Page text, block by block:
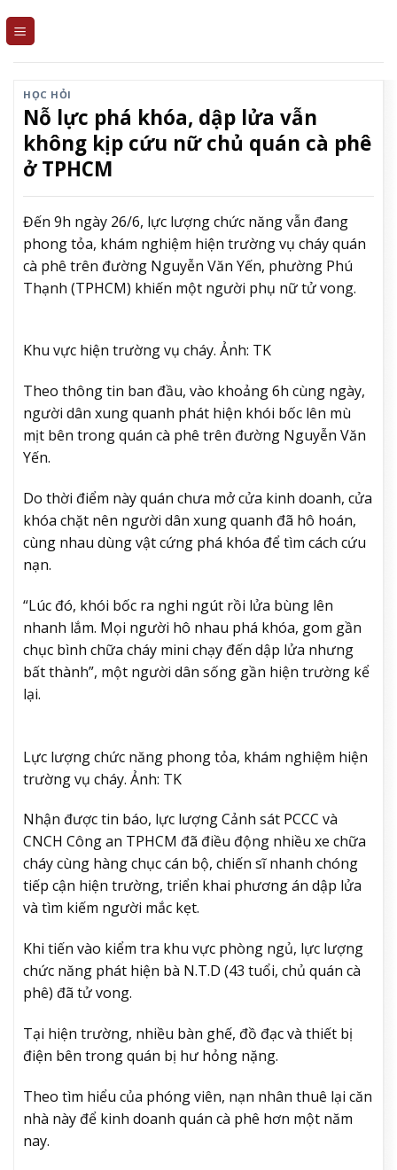
HỌC HỎI
Nỗ lực phá khóa, dập lửa vẫn
không kịp cứu nữ chủ quán cà phê
ở TPHCM
Đến 9h ngày 26/6, lực lượng chức năng vẫn đang
phong tỏa, khám nghiệm hiện trường vụ cháy quán
cà phê trên đường Nguyễn Văn Yến, phường Phú
Thạnh (TPHCM) khiến một người phụ nữ tử vong.
Khu vực hiện trường vụ cháy. Ảnh: TK
Theo thông tin ban đầu, vào khoảng 6h cùng ngày,
người dân xung quanh phát hiện khói bốc lên mù
mịt bên trong quán cà phê trên đường Nguyễn Văn
Yến.
Do thời điểm này quán chưa mở cửa kinh doanh, cửa
khóa chặt nên người dân xung quanh đã hô hoán,
cùng nhau dùng vật cứng phá khóa để tìm cách cứu
nạn.
“Lúc đó, khói bốc ra nghi ngút rồi lửa bùng lên
nhanh lắm. Mọi người hô nhau phá khóa, gom gần
chục bình chữa cháy mini chạy đến dập lửa nhưng
bất thành”, một người dân sống gần hiện trường kể
lại.
Lực lượng chức năng phong tỏa, khám nghiệm hiện
trường vụ cháy. Ảnh: TK
Nhận được tin báo, lực lượng Cảnh sát PCCC và
CNCH Công an TPHCM đã điều động nhiều xe chữa
cháy cùng hàng chục cán bộ, chiến sĩ nhanh chóng
tiếp cận hiện trường, triển khai phương án dập lửa
và tìm kiếm người mắc kẹt.
Khi tiến vào kiểm tra khu vực phòng ngủ, lực lượng
chức năng phát hiện bà N.T.D (43 tuổi, chủ quán cà
phê) đã tử vong.
Tại hiện trường, nhiều bàn ghế, đồ đạc và thiết bị
điện bên trong quán bị hư hỏng nặng.
Theo tìm hiểu của phóng viên, nạn nhân thuê lại căn
nhà này để kinh doanh quán cà phê hơn một năm
nay.